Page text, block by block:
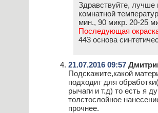
Здравствуйте,
комнатной
мин., 90 микр. 20-25
Последующая
443 основа
21.07.2016 09:57
Подскажите,какой
подходит для
рычаги и т.д) то есть я
толстослойное
прочнее.